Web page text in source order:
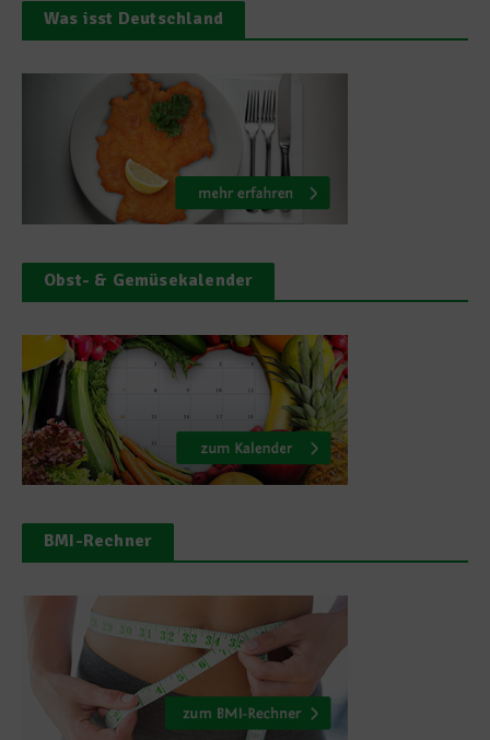
Was isst Deutschland
Obst- & Gemüsekalender
BMI-Rechner